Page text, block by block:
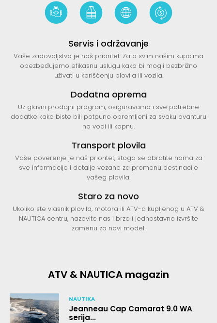
Servis i održavanje
Vaše zadovoljstvo je naš prioritet. Zato svim našim kupcima
obezbeđujemo efikasnu uslugu kako bi mogli bezbrižno
uživati u korišćenju plovila ili vozila.
Dodatna oprema
Uz glavni prodajni program, osiguravamo i sve potrebne
dodatke kako biste bili potpuno opremljeni za svaku avanturu
na vodi ili kopnu.
Transport plovila
Vaše poverenje je naš prioritet, stoga se obratite nama za
sve informacije i detalje vezane za promenu destinacije
vašeg plovila.
Staro za novo
Ukoliko ste vlasnik plovila, motora ili ATV-a kupljenog u ATV &
NAUTICA centru, nazovite nas i brzo i jednostavno izvršite
zamenu za novi model.
ATV & NAUTICA magazin
NAUTIKA
Jeanneau Cap Camarat 9.0 WA
serija...